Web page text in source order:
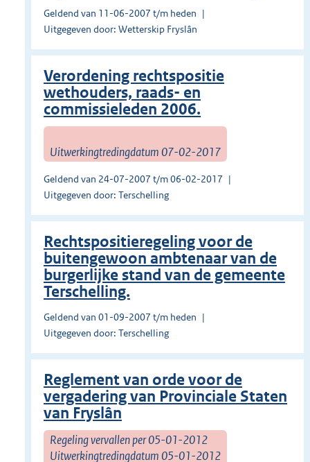
Geldend van 11-06-2007 t/m heden
Uitgegeven door: Wetterskip Fryslân
Verordening rechtspositie
wethouders, raads- en
commissieleden 2006.
Uitwerkingtredingdatum 07-02-2017
Geldend van 24-07-2007 t/m 06-02-2017
Uitgegeven door: Terschelling
Rechtspositieregeling voor de
buitengewoon ambtenaar van de
burgerlijke stand van de gemeente
Terschelling.
Geldend van 01-09-2007 t/m heden
Uitgegeven door: Terschelling
Reglement van orde voor de
vergadering van Provinciale Staten
van Fryslân
Regeling vervallen per 05-01-2012
Uitwerkingtredingdatum 05-01-2012